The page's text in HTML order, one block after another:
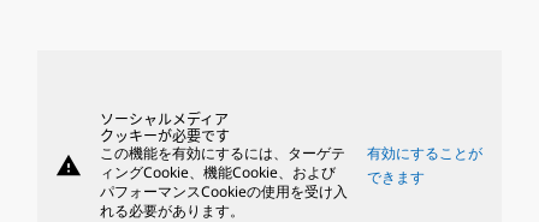
warning
ソーシャルメディア
クッキーが必要です
この機能を有効にするには、ターゲテ
ィングCookie、機能Cookie、および
パフォーマンスCookieの使用を受け入
れる必要があります。
有効にすることが
できます